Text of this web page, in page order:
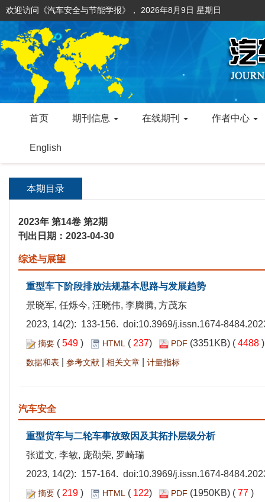
欢迎访问《汽车安全与节能学报》， 2026年8月9日 星期日
首页 期刊信息 在线期刊 作者中心
English
本期目录
2023年 第14卷 第2期
刊出日期：2023-04-30
综述与展望
重型车下阶段排放法规基本思路与发展趋势
景晓军, 任烁今, 汪晓伟, 李腾腾, 方茂东
2023, 14(2): 133-156. doi:10.3969/j.issn.1674-
摘要 ( 549 ) HTML ( 237) PDF (3351KB) ( 4488
数据和表 参考文献 相关文章 计量指标
汽车安全
重型货车与二轮车事故致因及其拓扑层级分析
张道文, 李敏, 庞劭荣, 罗崎瑞
2023, 14(2): 157-164. doi:10.3969/j.issn.1674-
摘要 ( 219 ) HTML ( 122) PDF (1950KB) ( 77 )